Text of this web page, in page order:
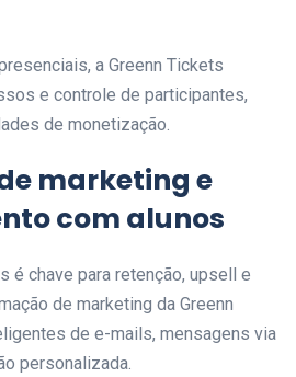
a Greenn Tickets
e controle de participantes,
de monetização.
marketing e
com alunos
é chave para retenção, upsell e
de marketing da Greenn
de e-mails, mensagens via
personalizada.